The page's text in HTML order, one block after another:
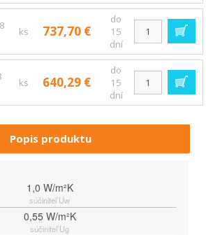
ks 737,70 €
do
15
dní
ks 640,29 €
do
15
dní
Popis produktu
1,0 W/m²K
súčiniteľ Uw
0,55 W/m²K
súčiniteľ Ug